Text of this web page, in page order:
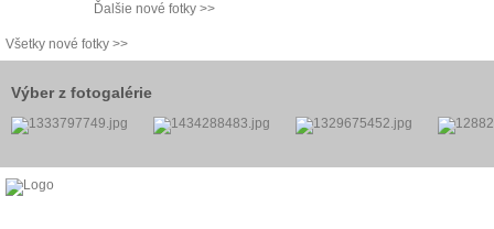
Ďalšie nové fotky >>
Všetky nové fotky >>
Výber z fotogalérie